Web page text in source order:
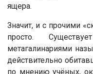
ящера.
Значит, и с прочими
просто.
метагалинариями
действительно
по мнению учёных,